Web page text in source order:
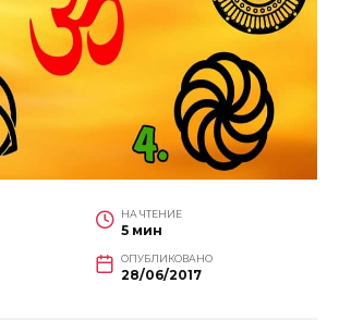
НА ЧТЕНИЕ
5 мин
ОПУБЛИКОВАНО
28/06/2017